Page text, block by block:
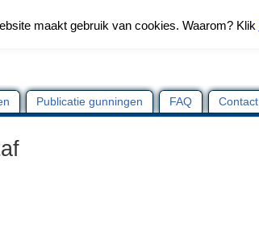
Publicatie gunningen FAQ Contact
maakt gebruik van cookies. Waarom? Klik